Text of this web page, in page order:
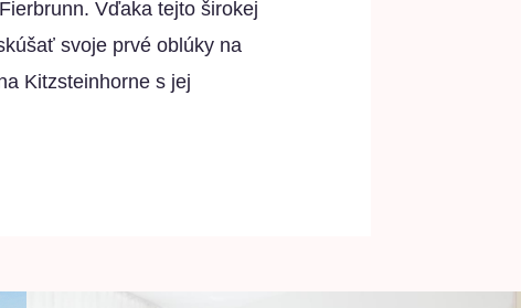
Vďaka tejto širokej
svoje prvé oblúky na
Kitzsteinhorne s jej